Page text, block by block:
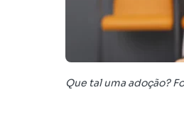
Que tal uma adoção?